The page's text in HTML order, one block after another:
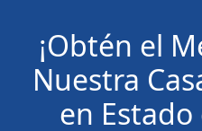
¡Obtén el
Nuestra
en